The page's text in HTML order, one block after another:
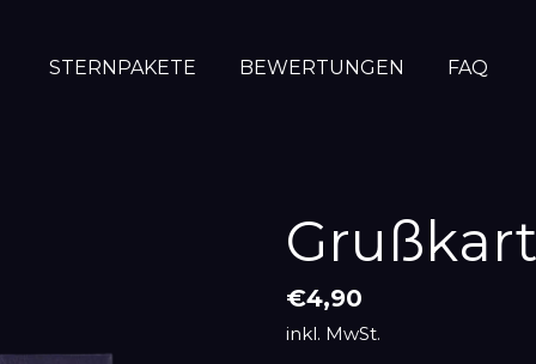
STERNPAKETE BEWERTUNGEN FAQ
Normaler
Preis
€4,90
inkl. MwSt.